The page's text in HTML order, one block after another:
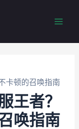
卡顿的召唤指南
王者？
唤指南